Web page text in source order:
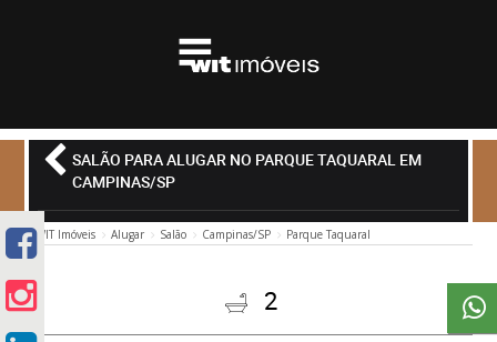
SALÃO PARA ALUGAR NO PARQUE TAQUARAL EM
CAMPINAS/SP
WIT Imóveis Alugar Salão Campinas/SP Parque Taquaral
2